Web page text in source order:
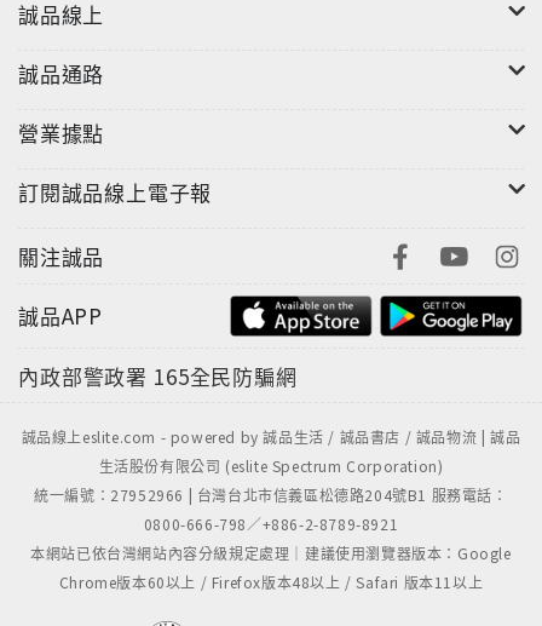
誠品線上
誠品通路
營業據點
訂閱誠品線上電子報
關注誠品
誠品APP
內政部警政署 165全民防騙網
誠品線上eslite.com - powered by 誠品生活 / 誠品書店 / 誠品物流 | 誠品
生活股份有限公司 (eslite Spectrum Corporation)
統一編號：27952966 | 台灣台北市信義區松德路204號B1 服務電話：
0800-666-798／+886-2-8789-8921
本網站已依台灣網站內容分級規定處理｜建議使用瀏覽器版本：Google
Chrome版本60以上 / Firefox版本48以上 / Safari 版本11以上